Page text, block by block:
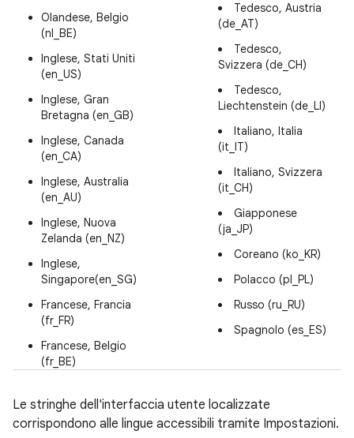
Olandese, Belgio
(nl_BE)
Inglese, Stati Uniti
(en_US)
Inglese, Gran
Bretagna (en_GB)
Inglese, Canada
(en_CA)
Inglese, Australia
(en_AU)
Inglese, Nuova
Zelanda (en_NZ)
Inglese,
Singapore(en_SG)
Francese, Francia
(fr_FR)
Francese, Belgio
(fr_BE)
Tedesco, Austria
(de_AT)
Tedesco,
Svizzera (de_CH)
Tedesco,
Liechtenstein (de_LI)
Italiano, Italia
(it_IT)
Italiano, Svizzera
(it_CH)
Giapponese
(ja_JP)
Coreano (ko_KR)
Polacco (pl_PL)
Russo (ru_RU)
Spagnolo (es_ES)
Le stringhe dell'interfaccia utente localizzate
corrispondono alle lingue accessibili tramite Impostazioni.